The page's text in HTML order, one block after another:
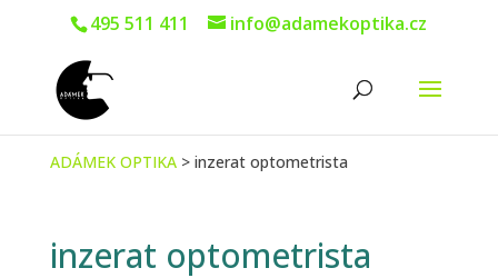
495 511 411 info@adamekoptika.cz
ADÁMEK OPTIKA> inzerat optometrista
inzerat optometrista